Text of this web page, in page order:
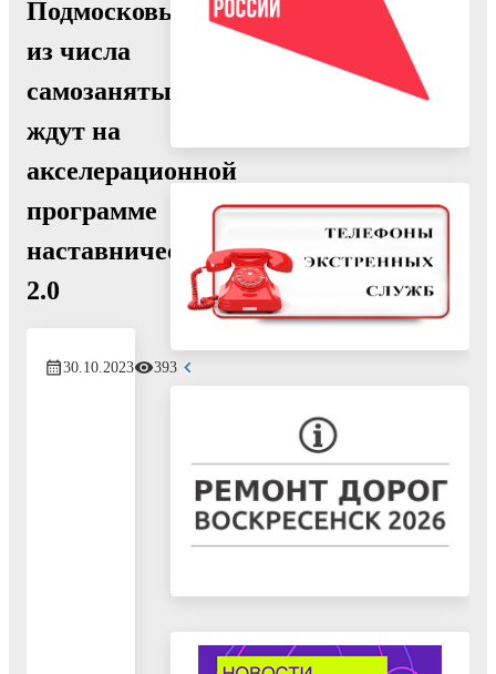
Подмосковья
из числа
самозанятых
ждут на
акселерационной
программе
наставничества
2.0
30.10.2023 393